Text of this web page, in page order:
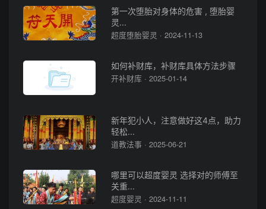
第一次堕胎对身体的危害 , 堕胎婴
灵...
超度堕胎婴灵 · 2024-11-13
如何补财库，补财库具体方法步骤
开补财库 · 2025-01-14
新年犯小人，注意做好这4点，助力
轻松...
道教法事 · 2025-06-21
哪里可以超度婴灵 选择对的师傅至
关重...
超度婴灵 · 2024-11-11